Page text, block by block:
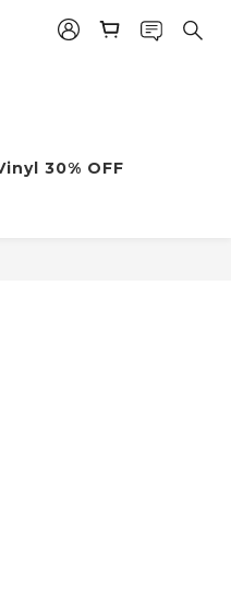
30% OFF